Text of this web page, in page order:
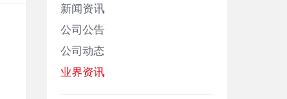
新闻资讯
公司公告
公司动态
业界资讯